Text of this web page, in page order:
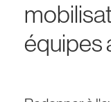
équipes